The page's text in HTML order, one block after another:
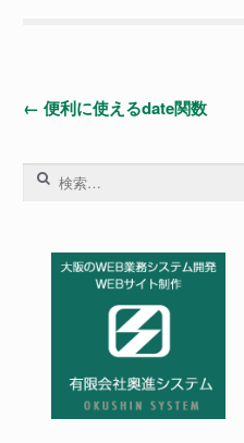
投
稿
← 便利に使えるdate関数